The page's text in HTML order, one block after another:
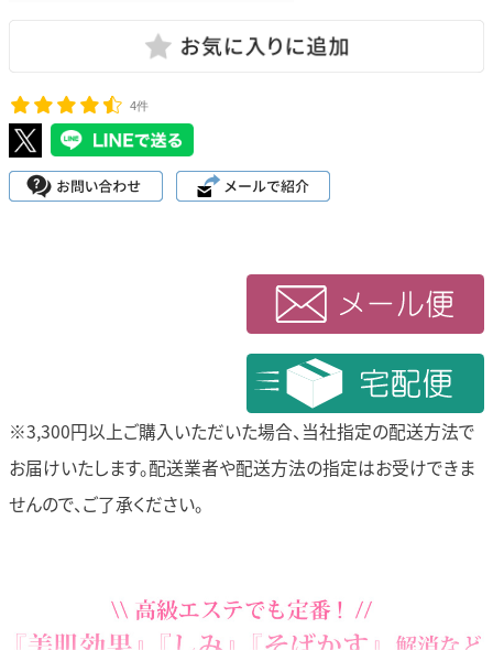
4件
※3,300円以上ご購入いただいた場合、当社指定の配送方法で
お届けいたします。配送業者や配送方法の指定はお受けできま
せんので、ご了承ください。